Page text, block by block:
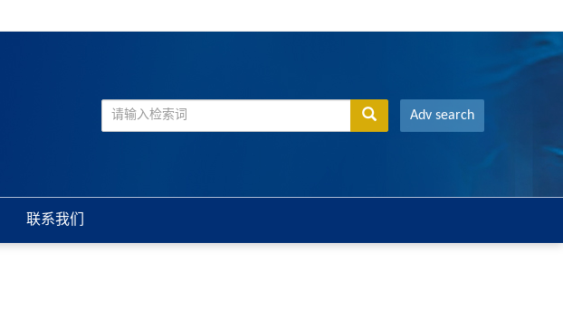
Adv search
联系我们